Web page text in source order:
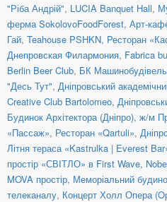
"Ріба Андрій", LUCIA Banquet Hall,
ферма SokolovoFoodForest, Арт-
Гай, Teahouse PSHKN, Ресторан
Днепровская Филармония, Fabrica
Berlin Beer Club, БК
"Десь Тут", Дніпровський
Creative Club Bartolomeo,
Будинок Архітектора (Дніпро), ж/м
«Пассаж», Ресторан «Qartuli»,
Літня тераса «Kastrulka | Everest
простір «СВІТЛО» в First Wave,
MOVA простір, Меморіальний
телеканалу, Концерт Холл Опера